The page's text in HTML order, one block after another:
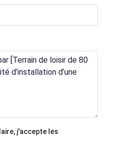
j'accepte les